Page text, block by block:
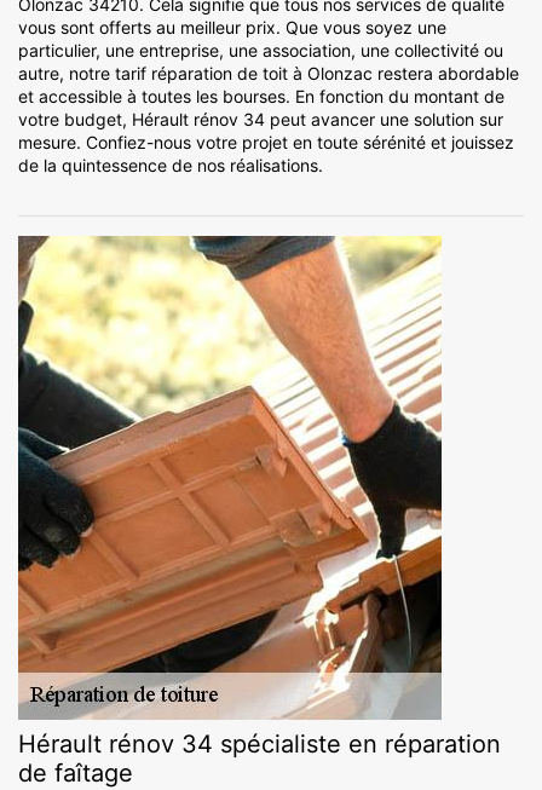
Olonzac 34210. Cela signifie que tous nos services de qualité
vous sont offerts au meilleur prix. Que vous soyez une
particulier, une entreprise, une association, une collectivité ou
autre, notre tarif réparation de toit à Olonzac restera abordable
et accessible à toutes les bourses. En fonction du montant de
votre budget, Hérault rénov 34 peut avancer une solution sur
mesure. Confiez-nous votre projet en toute sérénité et jouissez
de la quintessence de nos réalisations.
Hérault rénov 34 spécialiste en réparation
de faîtage